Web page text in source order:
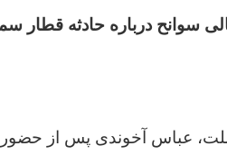
سوانح درباره حادثه قطار
عباس آخوندی پس از